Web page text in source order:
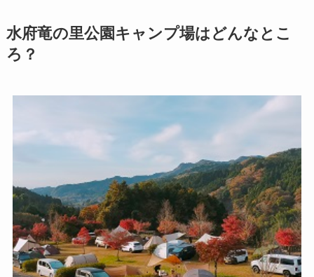
水府竜の里公園キャンプ場はどんなとこ
ろ？